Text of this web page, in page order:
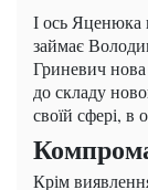
І ось Яценюка
займає
Гриневич нова
до складу
своїй сфері, в
Крім